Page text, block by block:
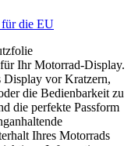
für die EU
Ihr Motorrad-Display.
Display vor Kratzern,
die Bedienbarkeit zu
die perfekte Passform
Ihres Motorrads